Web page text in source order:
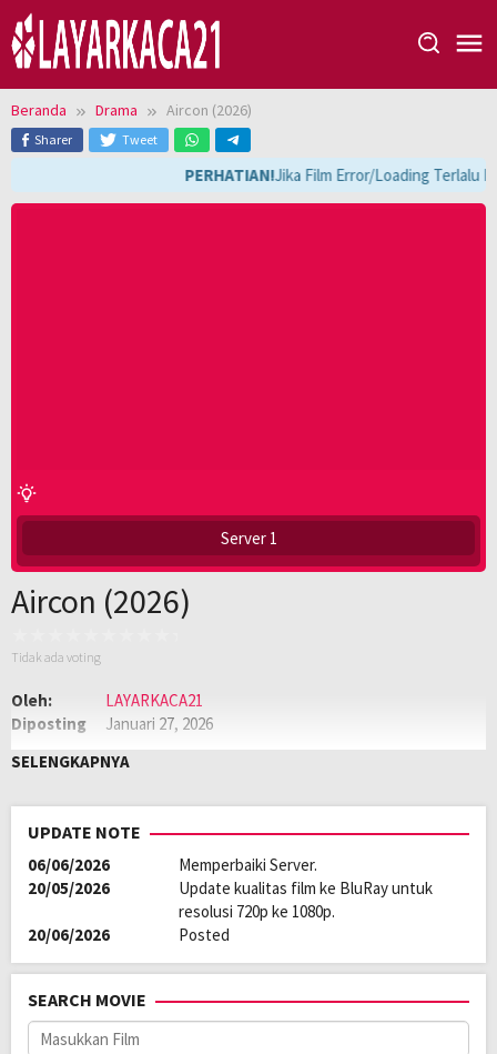
Loncat
ke
konten
Beranda Drama Aircon (2026)
Sharer Tweet
PERHATIAN!Jika Film Error/Loading Terlalu
Server 1
Aircon (2026)
Tidak ada voting
Oleh:
LAYARKACA21
Diposting
Januari 27, 2026
Kualitas:
HD
SELENGKAPNYA
UPDATE NOTE
06/06/2026
Memperbaiki Server.
20/05/2026
Update kualitas film ke BluRay untuk
resolusi 720p ke 1080p.
20/06/2026
Posted
SEARCH MOVIE